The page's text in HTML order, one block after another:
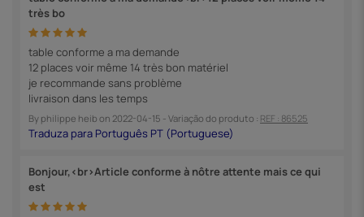
très bo
table conforme a ma demande
12 places voir même 14 très bon matériel
je recommande sans problème
livraison dans les temps
By philippe heib on 2022-04-15 - Variação do produto : REF : 86525
Bonjour,<br>Article conforme à nôtre attente mais ce qui
est